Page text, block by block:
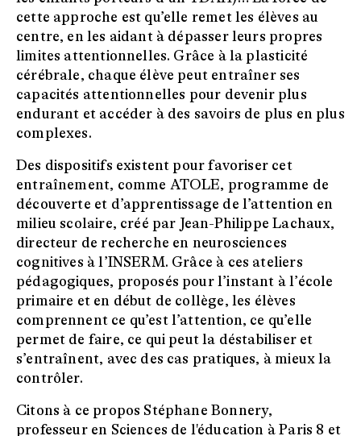
cette approche est qu’elle remet les élèves au
centre, en les aidant à dépasser leurs propres
limites attentionnelles. Grâce à la plasticité
cérébrale, chaque élève peut entraîner ses
capacités attentionnelles pour devenir plus
endurant et accéder à des savoirs de plus en plus
complexes.
Des dispositifs existent pour favoriser cet
entraînement, comme ATOLE, programme de
découverte et d’apprentissage de l’attention en
milieu scolaire, créé par Jean-Philippe Lachaux,
directeur de recherche en neurosciences
cognitives à l’INSERM. Grâce à ces ateliers
pédagogiques, proposés pour l’instant à l’école
primaire et en début de collège, les élèves
comprennent ce qu’est l’attention, ce qu’elle
permet de faire, ce qui peut la déstabiliser et
s’entraînent, avec des cas pratiques, à mieux la
contrôler.
Citons à ce propos Stéphane Bonnery,
professeur en Sciences de l'éducation à Paris 8 et